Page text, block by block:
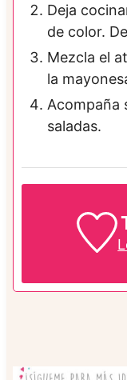
Deja
de color.
Mezcla el
la
Acompaña
saladas.